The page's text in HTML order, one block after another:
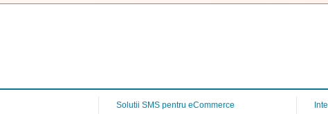
Solutii SMS pentru eCommerce